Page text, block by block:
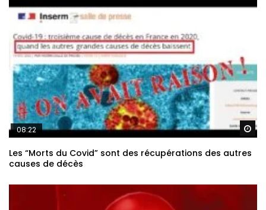
08:22
Les “Morts du Covid” sont des récupérations des autres
causes de décès